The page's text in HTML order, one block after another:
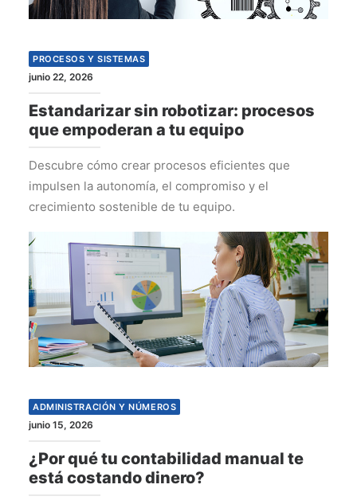
PROCESOS Y SISTEMAS
junio 22, 2026
Estandarizar sin robotizar: procesos
que empoderan a tu equipo
Descubre cómo crear procesos eficientes que
impulsen la autonomía, el compromiso y el
crecimiento sostenible de tu equipo.
ADMINISTRACIÓN Y NÚMEROS
junio 15, 2026
¿Por qué tu contabilidad manual te
está costando dinero?